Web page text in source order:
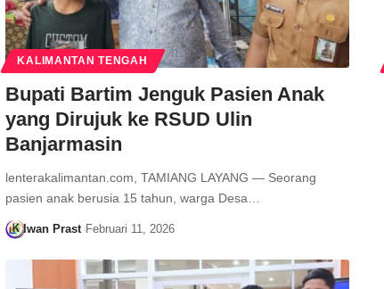
KALIMANTAN TENGAH
Bupati Bartim Jenguk Pasien Anak
yang Dirujuk ke RSUD Ulin
Banjarmasin
lenterakalimantan.com, TAMIANG LAYANG — Seorang
pasien anak berusia 15 tahun, warga Desa…
Iwan Prast Februari 11, 2026